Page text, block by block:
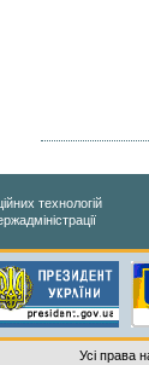
технологій
Усі права